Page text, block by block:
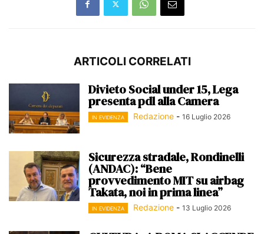
ARTICOLI CORRELATI
Divieto Social under 15, Lega
presenta pdl alla Camera
IN EVIDENZA Redazione - 16 Luglio 2026
Sicurezza stradale, Rondinelli
(ANDAC): “Bene
provvedimento MIT su airbag
Takata, noi in prima linea”
IN EVIDENZA Redazione - 13 Luglio 2026